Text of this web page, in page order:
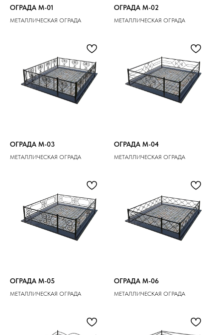
ОГРАДА M-01
МЕТАЛЛИЧЕСКАЯ ОГРАДА
ОГРАДА M-02
МЕТАЛЛИЧЕСКАЯ ОГРАДА
ОГРАДА M-03
МЕТАЛЛИЧЕСКАЯ ОГРАДА
ОГРАДА M-04
МЕТАЛЛИЧЕСКАЯ ОГРАДА
ОГРАДА M-05
МЕТАЛЛИЧЕСКАЯ ОГРАДА
ОГРАДА M-06
МЕТАЛЛИЧЕСКАЯ ОГРАДА